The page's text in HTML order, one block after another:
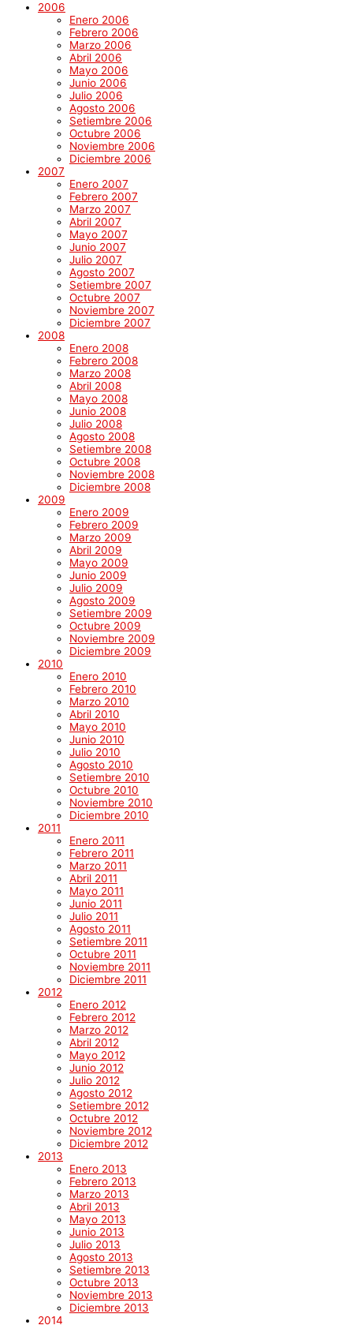
2006
Enero 2006
Febrero 2006
Marzo 2006
Abril 2006
Mayo 2006
Junio 2006
Julio 2006
Agosto 2006
Setiembre 2006
Octubre 2006
Noviembre 2006
Diciembre 2006
2007
Enero 2007
Febrero 2007
Marzo 2007
Abril 2007
Mayo 2007
Junio 2007
Julio 2007
Agosto 2007
Setiembre 2007
Octubre 2007
Noviembre 2007
Diciembre 2007
2008
Enero 2008
Febrero 2008
Marzo 2008
Abril 2008
Mayo 2008
Junio 2008
Julio 2008
Agosto 2008
Setiembre 2008
Octubre 2008
Noviembre 2008
Diciembre 2008
2009
Enero 2009
Febrero 2009
Marzo 2009
Abril 2009
Mayo 2009
Junio 2009
Julio 2009
Agosto 2009
Setiembre 2009
Octubre 2009
Noviembre 2009
Diciembre 2009
2010
Enero 2010
Febrero 2010
Marzo 2010
Abril 2010
Mayo 2010
Junio 2010
Julio 2010
Agosto 2010
Setiembre 2010
Octubre 2010
Noviembre 2010
Diciembre 2010
2011
Enero 2011
Febrero 2011
Marzo 2011
Abril 2011
Mayo 2011
Junio 2011
Julio 2011
Agosto 2011
Setiembre 2011
Octubre 2011
Noviembre 2011
Diciembre 2011
2012
Enero 2012
Febrero 2012
Marzo 2012
Abril 2012
Mayo 2012
Junio 2012
Julio 2012
Agosto 2012
Setiembre 2012
Octubre 2012
Noviembre 2012
Diciembre 2012
2013
Enero 2013
Febrero 2013
Marzo 2013
Abril 2013
Mayo 2013
Junio 2013
Julio 2013
Agosto 2013
Setiembre 2013
Octubre 2013
Noviembre 2013
Diciembre 2013
2014